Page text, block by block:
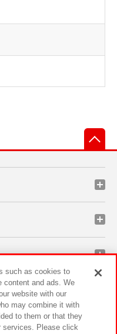
such as cookies to
content and ads. We
website with our
may combine it with
to them or that they
services. Please click